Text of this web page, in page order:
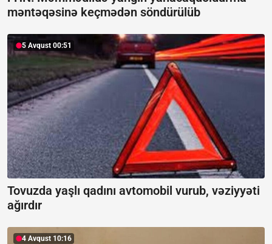
məntəqəsinə keçmədən söndürülüb
5 Avqust 00:51
Tovuzda yaşlı qadını avtomobil vurub, vəziyyəti
ağırdır
4 Avqust 10:16